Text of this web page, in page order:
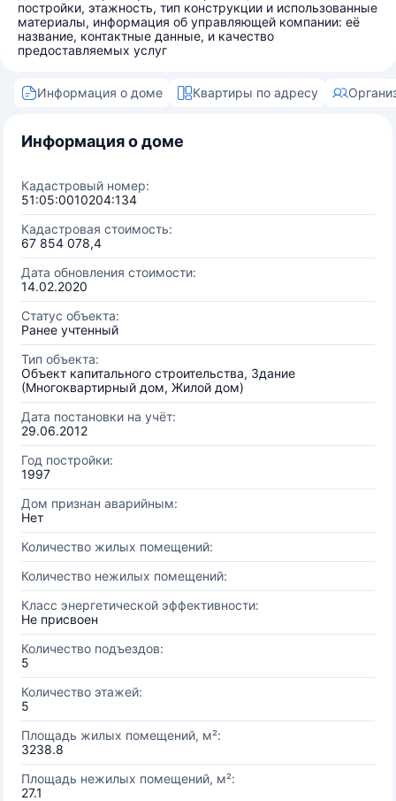
постройки, этажность, тип конструкции и использованные
материалы, информация об управляющей компании: её
название, контактные данные, и качество
предоставляемых услуг
Информация о доме Квартиры по адресу
Информация о доме
Кадастровый номер:
51:05:0010204:134
Кадастровая стоимость:
67 854 078,4
Дата обновления стоимости:
14.02.2020
Статус объекта:
Ранее учтенный
Тип объекта:
Объект капитального строительства, Здание
(Многоквартирный дом, Жилой дом)
Дата постановки на учёт:
29.06.2012
Год постройки:
1997
Дом признан аварийным:
Нет
Количество жилых помещений:
Количество нежилых помещений:
Класс энергетической эффективности:
Не присвоен
Количество подъездов:
5
Количество этажей:
5
Площадь жилых помещений, м²:
3238.8
Площадь нежилых помещений, м²:
27.1